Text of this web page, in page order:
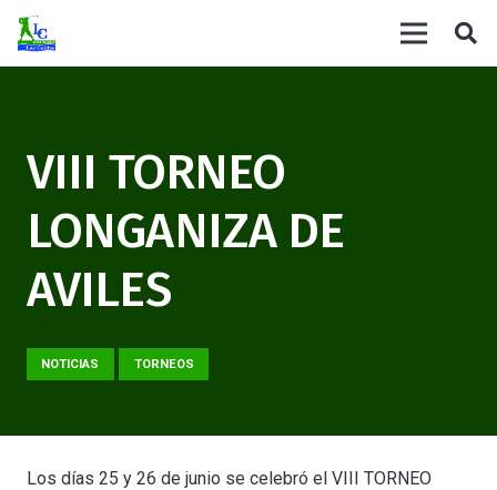
VIII TORNEO
LONGANIZA DE
AVILES
NOTICIAS TORNEOS
Los días 25 y 26 de junio se celebró el VIII TORNEO